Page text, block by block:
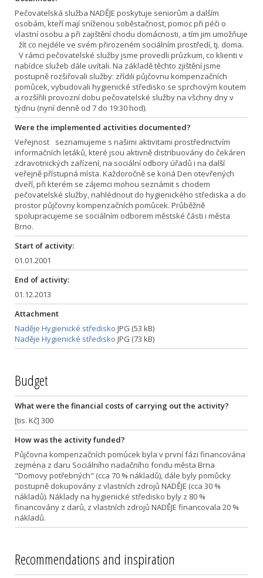
Pečovatelská služba NADĚJE poskytuje seniorům a dalším
osobám, kteří mají sníženou soběstačnost, pomoc při péči o
vlastní osobu a při zajištění chodu domácnosti, a tím jim umožňuje
žít co nejdéle ve svém přirozeném sociálním prostředí, tj. doma.
V rámci pečovatelské služby jsme provedli průzkum, co klienti v
nabídce služeb dále uvítali. Na základě těchto zjištění jsme
postupně rozšiřovali služby: zřídili půjčovnu kompenzačních
pomůcek, vybudovali hygienické středisko se sprchovým koutem
a rozšířili provozní dobu pečovatelské služby na všchny dny v
týdnu (nyní denně od 7 do 19:30 hod).
Were the implemented activities documented?
Veřejnost seznamujeme s našimi aktivitami prostřednictvím
informačních letáků, které jsou aktivně distribuovány do čekáren
zdravotnických zařízení, na sociální odbory úřadů i na další
veřejně přístupná místa. Každoročně se koná Den otevřených
dveří, při kterém se zájemci mohou seznámit s chodem
pečovatelské služby, nahlédnout do hygienického střediska a do
prostor půjčovny kompenzačních pomůcek. Průběžně
spolupracujeme se sociálním odborem městské části i města
Brno.
Start of activity:
01.01.2001
End of activity:
01.12.2013
Attachment
Naděje Hygienické středisko JPG (53 kB)
Naděje Hygienické středisko JPG (73 kB)
Budget
What were the financial costs of carrying out the activity?
[tis. Kč] 300
How was the activity funded?
Půjčovna kompenzačních pomůcek byla v první fázi financována
zejména z daru Sociálního nadačního fondu města Brna
"Domovy potřebných" (cca 70 % nákladů), dále byly pomůcky
postupně dokupovány z vlastních zdrojů NADĚJE (cca 30 %
nákladů). Náklady na hygienické středisko byly z 80 %
financovány z darů, z vlastních zdrojů NADĚJE financovala 20 %
nákladů.
Recommendations and inspiration